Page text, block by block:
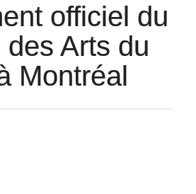
officiel du
des Arts du
Montréal